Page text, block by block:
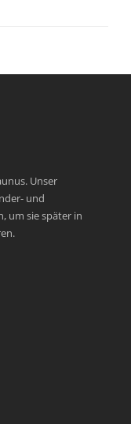
Unser
und
um sie später in